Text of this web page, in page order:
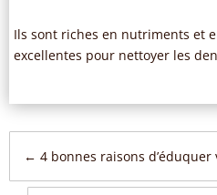
Ils sont riches en nutriments et
excellentes pour nettoyer les
← 4 bonnes raisons d’éduquer